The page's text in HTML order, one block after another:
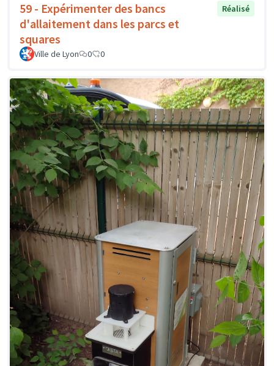
59 - Expérimenter des bancs
d'allaitement dans les parcs et
squares
Réalisé
Ville de Lyon 0 0